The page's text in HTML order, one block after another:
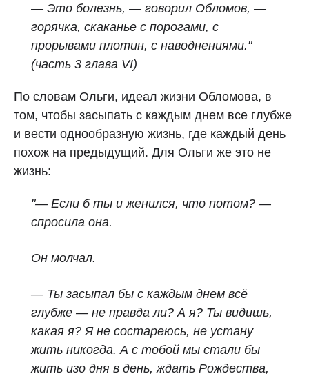
— Это болезнь, — говорил Обломов, —
горячка, скаканье с порогами, с
прорывами плотин, с наводнениями."
(часть 3 глава VI)
По словам Ольги, идеал жизни Обломова, в
том, чтобы засыпать с каждым днем все глубже
и вести однообразную жизнь, где каждый день
похож на предыдущий. Для Ольги же это не
жизнь:
"— Если б ты и женился, что потом? —
спросила она.
Он молчал.
— Ты засыпал бы с каждым днем всё
глубже — не правда ли? А я? Ты видишь,
какая я? Я не состареюсь, не устану
жить никогда. А с тобой мы стали бы
жить изо дня в день, ждать Рождества,